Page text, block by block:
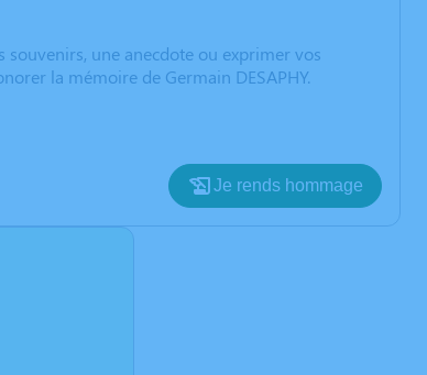
une anecdote ou exprimer vos
la mémoire de Germain DESAPHY.
Je rends hommage